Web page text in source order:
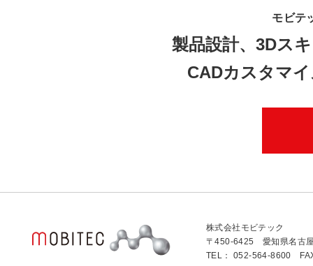
モビテ
製品設計、3Dス
CADカスタマ
株式会社モビテック
〒450-6425 愛知県名古
TEL： 052-564-8600